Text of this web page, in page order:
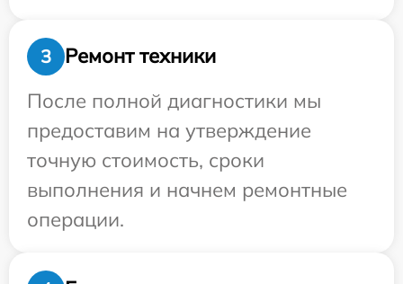
3
Ремонт техники
После полной диагностики мы
предоставим на утверждение
точную стоимость, сроки
выполнения и начнем ремонтные
операции.